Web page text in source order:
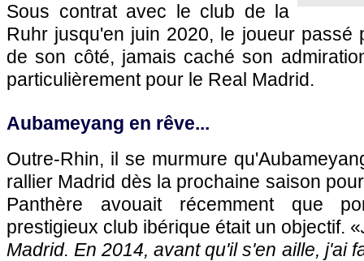
Sous contrat avec le club de la
Ruhr jusqu'en juin 2020, le joueur passé
de son côté, jamais caché son
particulièrement pour le Real Madrid.
Aubameyang en rêve...
Outre-Rhin, il se murmure
rallier Madrid dès la prochaine saison
Panthère avouait récemment que
prestigieux club ibérique était un objectif. «
Madrid. En 2014, avant qu'il s'en aille, j'ai